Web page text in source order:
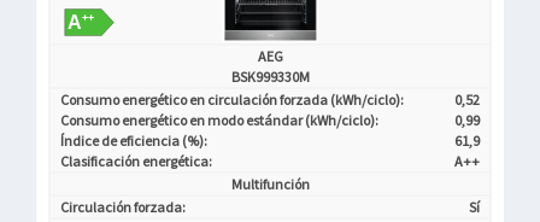
AEG
BSK999330M
Consumo energético en circulación forzada (kWh/ciclo):
0,52
Consumo energético en modo estándar (kWh/ciclo):
0,99
Índice de eficiencia (%):
61,9
Clasificación energética:
A++
Multifunción
Circulación forzada:
Sí